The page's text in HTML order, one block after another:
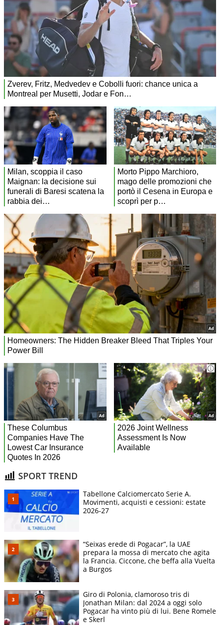
SPORT TREND
Tabellone Calciomercato Serie A.
Movimenti, acquisti e cessioni: estate
2026-27
“Seixas erede di Pogacar”, la UAE
prepara la mossa di mercato che agita
la Francia. Ciccone, che beffa alla Vuelta
a Burgos
Giro di Polonia, clamoroso tris di
Jonathan Milan: dal 2024 a oggi solo
Pogacar ha vinto più di lui. Bene Romele
e Skerl